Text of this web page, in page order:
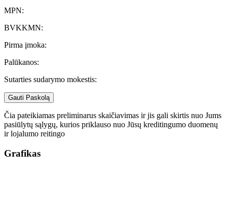
MPN:
BVKKMN:
Pirma įmoka:
Palūkanos:
Sutarties sudarymo mokestis:
Gauti Paskolą
Čia pateikiamas preliminarus skaičiavimas ir jis gali skirtis nuo Jums
pasiūlytų sąlygų, kurios priklauso nuo Jūsų kreditingumo duomenų
ir lojalumo reitingo
Grafikas